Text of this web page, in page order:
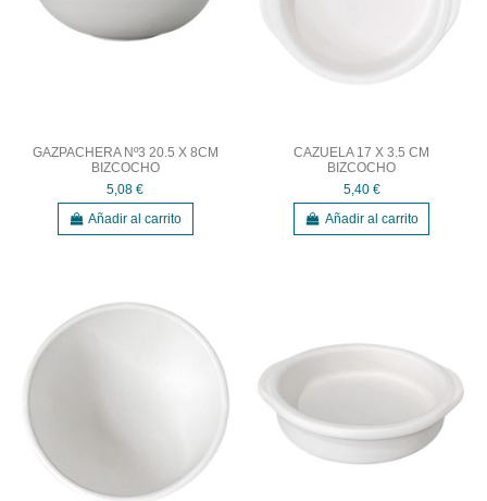
GAZPACHERA Nº3 20.5 X 8CM
BIZCOCHO
5,08 €
Añadir al carrito
CAZUELA 17 X 3.5 CM
BIZCOCHO
5,40 €
Añadir al carrito